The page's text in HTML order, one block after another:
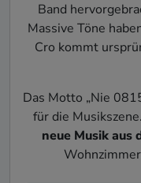
Band
Massive Töne
Cro kommt
Das Motto „Nie
für die
neue Musik aus